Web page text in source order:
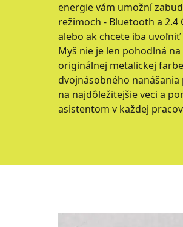
energie vám umožní
režimoch - Bluetooth a 2.4
alebo ak chcete iba
Myš nie je len pohodlná
originálnej metalickej
dvojnásobného
na najdôležitejšie veci a
asistentom v každej